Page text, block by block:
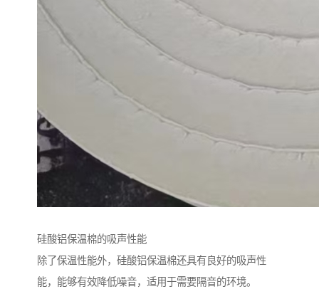
硅酸铝保温棉的吸声性能
除了保温性能外，硅酸铝保温棉还具有良好的吸声性
能，能够有效降低噪音，适用于需要隔音的环境。